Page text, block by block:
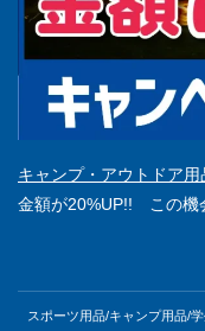
キャンプ・アウトドア用
金額が20%UP!! この機
スポーツ用品/キャンプ用品/